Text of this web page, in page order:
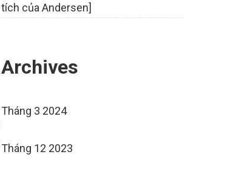
tích của Andersen]
Archives
Tháng 3 2024
Tháng 12 2023